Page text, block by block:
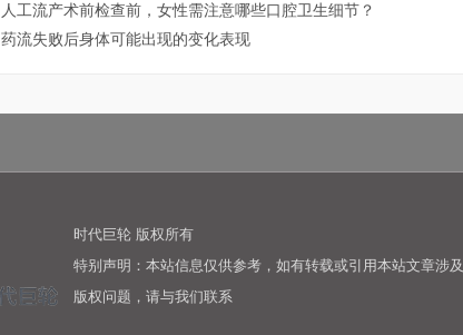
人工流产术前检查前，女性需注意哪些口腔卫生细节？
药流失败后身体可能出现的变化表现
时代巨轮 版权所有
特别声明：本站信息仅供参考，如有转载或引用本站文章涉及
版权问题，请与我们联系